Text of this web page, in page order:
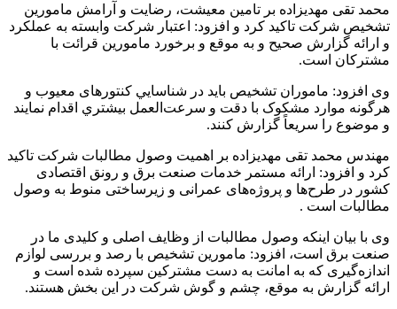
محمد تقی مهدیزاده بر تامین معیشت، رضایت و آرامش مامورین
تشخیص شرکت تاکید کرد و افزود: اعتبار شرکت وابسته به عملکرد
و ارائه گزارش صحیح و به موقع و برخورد مامورین قرائت با
مشترکان است.
وی افزود: ماموران تشخیص بايد در شناسايي كنتورهای معیوب و
هرگونه موارد مشکوک با دقت و سرعت‌العمل بيشتري اقدام نمایند
و موضوع را سریعاً گزارش كنند.
مهندس محمد تقی مهدیزاده بر اهمیت وصول مطالبات شرکت تاکید
کرد و افزود: ارائه مستمر خدمات صنعت برق و رونق اقتصادی
کشور در طرح‌ها و پروژه‌های عمرانی و زیرساختی منوط به وصول
مطالبات است .
وی با بیان اینکه وصول مطالبات از وظایف اصلی و کلیدی ما در
صنعت برق است، افزود: مامورین تشخیص با رصد و بررسی لوازم
اندازه‌گیری که به امانت به دست مشترکین سپرده شده است و
ارائه گزارش به موقع، چشم و گوش شرکت در این بخش هستند.